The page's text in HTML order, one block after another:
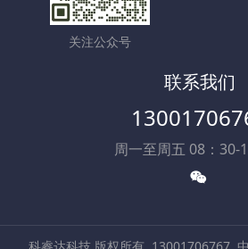
关注公众号
联系我们
周一至周五 08：30-